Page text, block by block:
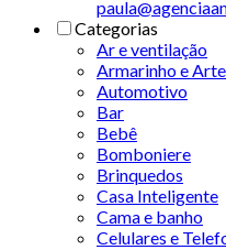
Categorias
Ar e ventilação
Armarinho e
Automotivo
Bar
Bebê
Bomboniere
Brinquedos
Casa Inteligente
Cama e banho
Celulares e